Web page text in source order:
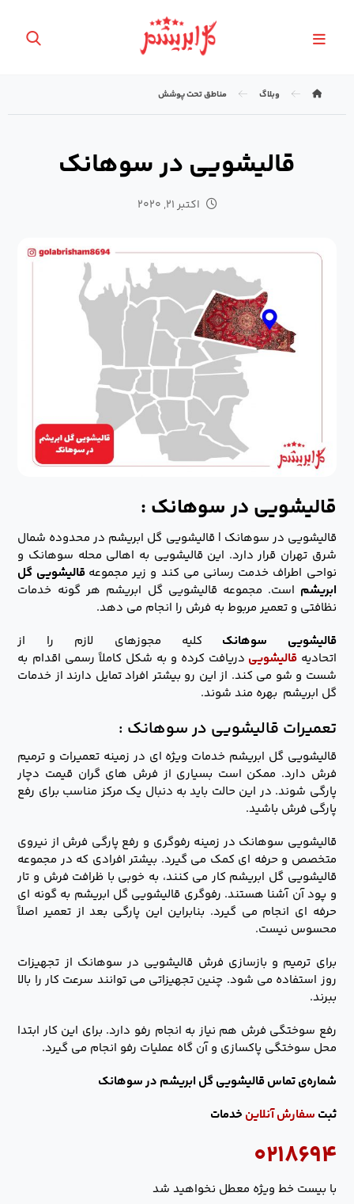
وبلاگ مناطق تحت پوشش
قالیشویی در سوهانک
اکتبر ۲۱, ۲۰۲۰
قالیشویی در سوهانک :
قالیشویی در سوهانک | قالیشویی گل ابریشم در محدوده شمال
شرق تهران قرار دارد. این قالیشویی به اهالی محله سوهانک و
نواحی اطراف خدمت رسانی می کند و زیر مجموعهقالیشویی گل
ابریشم است. مجموعه قالیشویی گل ابریشم هر گونه خدمات
نظافتی و تعمیر مربوط به فرش را انجام می دهد.
قالیشویی سوهانک کلیه مجوزهای لازم را از
اتحادیه قالیشویی دریافت کرده و به شکل کاملاً رسمی اقدام به
شست و شو می کند. از این رو بیشتر افراد تمایل دارند از خدمات
گل ابریشم بهره مند شوند.
تعمیرات قالیشویی در سوهانک :
قالیشویی گل ابریشم خدمات ویژه ای در زمینه تعمیرات و ترمیم
فرش دارد. ممکن است بسیاری از فرش های گران قیمت دچار
پارگی شوند. در این حالت باید به دنبال یک مرکز مناسب برای رفع
پارگی فرش باشید.
قالیشویی سوهانک در زمینه رفوگری و رفع پارگی فرش از نیروی
متخصص و حرفه ای کمک می گیرد. بیشتر افرادی که در مجموعه
قالیشویی گل ابریشم کار می کنند، به خوبی با ظرافت فرش و تار
و پود آن آشنا هستند. رفوگری قالیشویی گل ابریشم به گونه ای
حرفه ای انجام می گیرد. بنابراین این پارگی بعد از تعمیر اصلاً
محسوس نیست.
برای ترمیم و بازسازی فرش قالیشویی در سوهانک از تجهیزات
روز استفاده می شود. چنین تجهیزاتی می توانند سرعت کار را بالا
ببرند.
رفع سوختگی فرش هم نیاز به انجام رفو دارد. برای این کار ابتدا
محل سوختگی پاکسازی و آن گاه عملیات رفو انجام می گیرد.
شماره‌ی تماس قالیشویی گل ابریشم در سوهانک
ثبت سفارش آنلاین خدمات
۰۲۱۸۶۹۴
با بیست خط ویژه معطل نخواهید شد